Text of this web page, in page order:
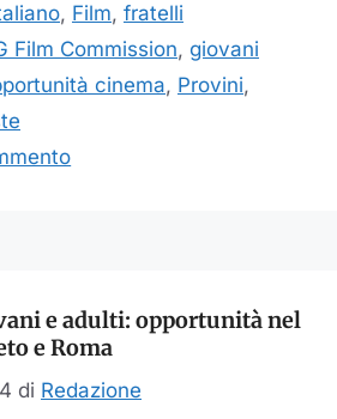
, Film, fratelli
Film Commission, giovani
cinema, Provini,
e adulti: opportunità nel
e Roma
di Redazione